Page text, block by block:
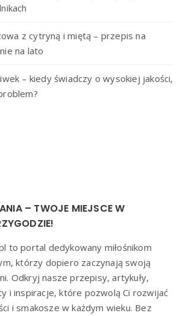
z cytryną i miętą – przepis na
na lato
– kiedy świadczy o wysokiej jakości,
– TWOJE MIEJSCE W
to portal dedykowany miłośnikom
którzy dopiero zaczynają swoją
Odkryj nasze przepisy, artykuły,
i inspiracje, które pozwolą Ci rozwijać
i smakosze w każdym wieku. Bez